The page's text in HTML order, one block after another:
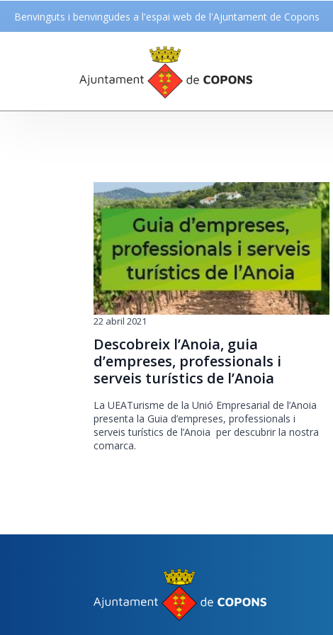
Benvinguts i benvingudes a l'espai web de l'Ajuntament de Copons
Descobreix l’Anoia, guia
d’empreses, professionals i
serveis turístics de l’Anoia
22 abril 2021
La UEATurisme de la Unió Empresarial de l’Anoia
presenta la Guia d’empreses, professionals i
serveis turístics de l’Anoia per descubrir la nostra
comarca.